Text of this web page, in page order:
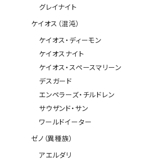
グレイナイト
ケイオス（混沌）
ケイオス・ディーモン
ケイオスナイト
ケイオス・スペースマリーン
デスガード
エンペラーズ・チルドレン
サウザンド・サン
ワールドイーター
ゼノ（異種族）
アエルダリ